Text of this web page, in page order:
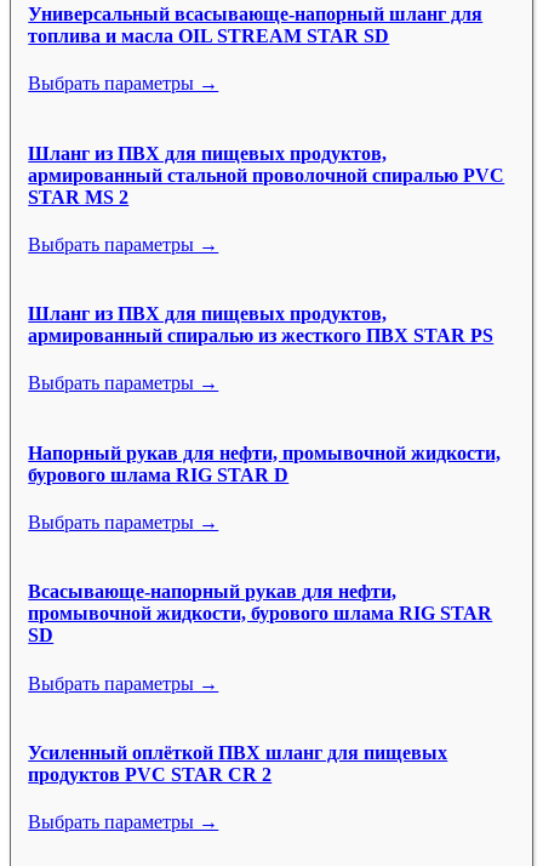
Универсальный всасывающе-напорный шланг для
топлива и масла OIL STREAM STAR SD
Выбрать параметры →
Шланг из ПВХ для пищевых продуктов,
армированный стальной проволочной спиралью PVC
STAR MS 2
Выбрать параметры →
Шланг из ПВХ для пищевых продуктов,
армированный спиралью из жесткого ПВХ STAR PS
Выбрать параметры →
Напорный рукав для нефти, промывочной жидкости,
бурового шлама RIG STAR D
Выбрать параметры →
Всасывающе-напорный рукав для нефти,
промывочной жидкости, бурового шлама RIG STAR
SD
Выбрать параметры →
Усиленный оплёткой ПВХ шланг для пищевых
продуктов PVC STAR CR 2
Выбрать параметры →